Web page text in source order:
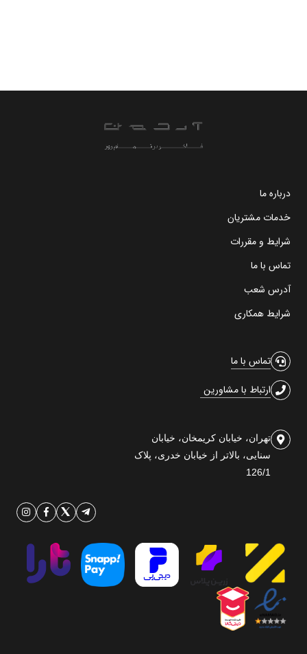
درباره ما
خدمات مشتریان
شرایط و مقررات
تماس با ما
آدرس شعب
شرایط همکاری
تماس با ما
ارتباط با مشاورین
تهران، خیابان کریمخان، خیابان
سنایی، بالاتر از خیابان خدری، پلاک
126/1